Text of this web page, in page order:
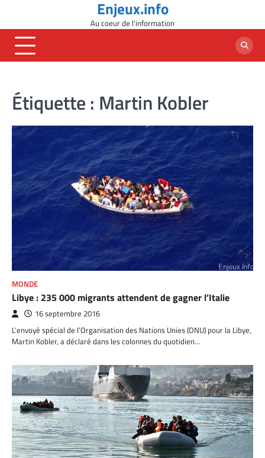
content
Enjeux.info
Au coeur de l'information
Étiquette : Martin Kobler
MONDE
Libye : 235 000 migrants attendent de gagner l’Italie
16 septembre 2016
L’envoyé spécial de l’Organisation des Nations Unies (ONU) pour la Libye,
Martin Kobler, a déclaré dans les colonnes du quotidien…